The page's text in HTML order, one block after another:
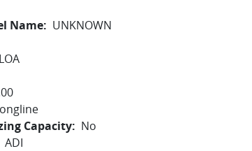
Name
UNKNOWN
LOA
Capacity
No
ADI